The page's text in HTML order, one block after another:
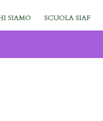
SIAMO SCUOLA SIAF